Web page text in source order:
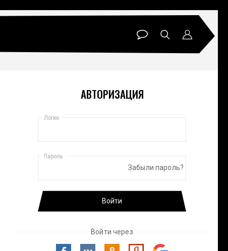
АВТОРИЗАЦИЯ
Логин
Пароль
Забыли пароль?
Войти
Войти через